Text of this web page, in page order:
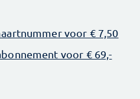
voor € 7,50
voor € 69,-